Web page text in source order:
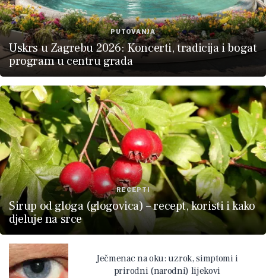
PUTOVANJA
Uskrs u Zagrebu 2026: Koncerti, tradicija i bogat
program u centru grada
RECEPTI
Sirup od gloga (glogovica) – recept, koristi i kako
djeluje na srce
Ječmenac na oku: uzrok, simptomi i
prirodni (narodni) lijekovi